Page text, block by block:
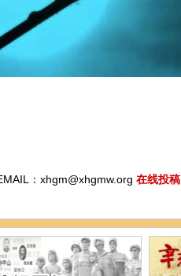
：xhgm@xhgmw.org 在线投稿